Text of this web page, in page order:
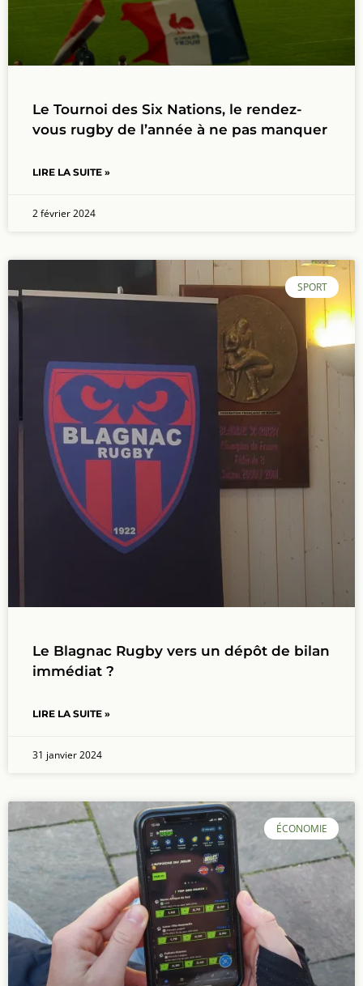
Le Tournoi des Six Nations, le rendez-
vous rugby de l’année à ne pas manquer
LIRE LA SUITE »
2 février 2024
SPORT
Le Blagnac Rugby vers un dépôt de bilan
immédiat ?
LIRE LA SUITE »
31 janvier 2024
ÉCONOMIE